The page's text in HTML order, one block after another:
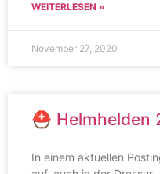
WEITERLESEN »
November 27, 2020
⛑ Helmhelden
In einem aktuellen